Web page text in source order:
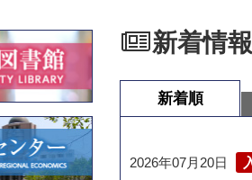
新着情報
新着順
2026年07月20日